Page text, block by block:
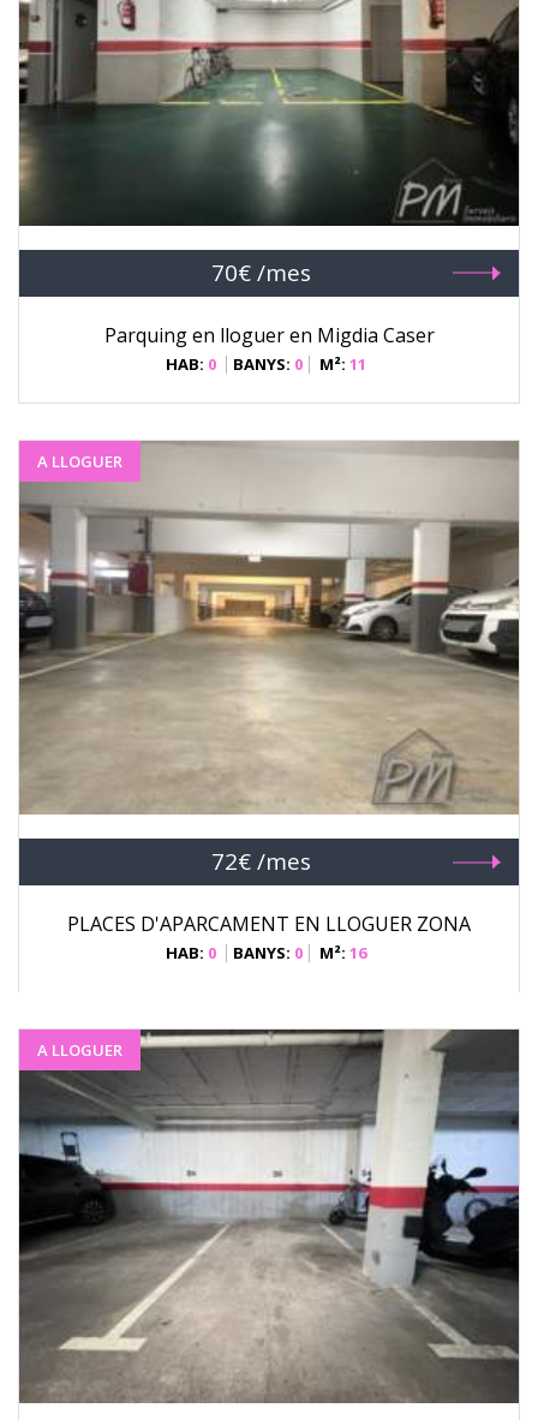
70€ /mes
Parquing en lloguer en Migdia Caser
HAB: 0 BANYS: 0 M²: 11
A LLOGUER
72€ /mes
PLACES D'APARCAMENT EN LLOGUER ZONA
HAB: 0 BANYS: 0 M²: 16
A LLOGUER